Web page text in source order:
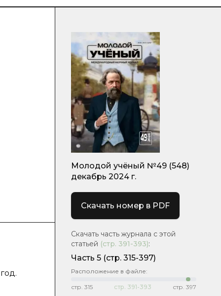
Молодой учёный №49 (548)
декабрь 2024 г.
Скачать номер в PDF
Скачать часть журнала с этой
статьей (стр. 391-393):
Часть 5 (стр. 315-397)
Расположение в файле:
стр. 315 стр. 391-393 стр. 397